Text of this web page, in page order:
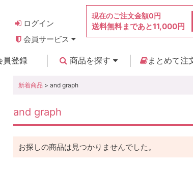
ログイン
会員サービス
現在のご注文金額0円
送料無料まであと11,000円
登録
商品を探す
まとめて注
新着商品 > and graph
and graph
お探しの商品は見つかりませんでした。